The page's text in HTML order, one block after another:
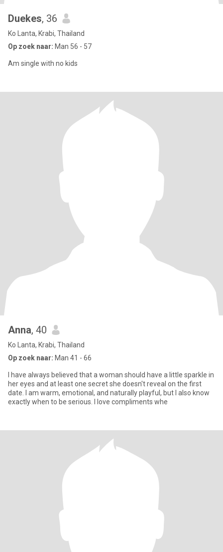
Duekes, 36
Ko Lanta, Krabi, Thailand
Op zoek naar: Man 56 - 57
Am single with no kids
Anna, 40
Ko Lanta, Krabi, Thailand
Op zoek naar: Man 41 - 66
I have always believed that a woman should have a little sparkle in
her eyes and at least one secret she doesn't reveal on the first
date. I am warm, emotional, and naturally playful, but I also know
exactly when to be serious. I love compliments whe